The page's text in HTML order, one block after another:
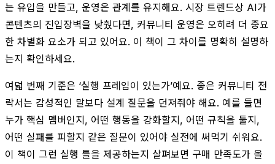
는 유입을 만들고, 운영은 관계를 유지해요. 시장 트렌드상 AI가
콘텐츠의 진입장벽을 낮췄다면, 커뮤니티 운영은 오히려 더 중요
한 차별화 요소가 되고 있어요. 이 책이 그 차이를 명확히 설명하
는지 확인하세요.
여덟 번째 기준은 ‘실행 프레임이 있는가’예요. 좋은 커뮤니티 전
략서는 감성적인 말보다 설계 질문을 던져줘야 해요. 예를 들면
누가 핵심 멤버인지, 어떤 행동을 강화할지, 어떤 규칙을 둘지,
어떤 실패를 피할지 같은 질문이 있어야 실전에 써먹기 쉬워요.
이 책이 그런 실행 틀을 제공하는지 살펴보면 구매 만족도가 올